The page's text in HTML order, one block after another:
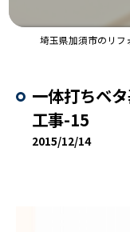
一体打ちベ
工事-15
2015/12/14